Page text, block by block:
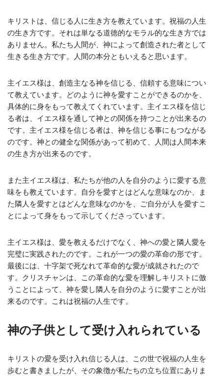
キリストは、信じる人に生き方を教えています。祝福の人生
の生き方です。それは単なる道徳的なモラル的な生き方では
ありません。私たち人間が、神によって創造された者として
生きる生き方です。人間の本分ともいえると思います。
主イエス様は、創造主なる神を信じる、信頼する意味につい
て教えています。どのように神を愛すことができるのかを、
具体的に身をもって教えてくれています。主イエス様を信じ
る者は、イエス様を通して神との関係を持つことが出来るの
です。主イエス様を信じる者は、神を信じる事にもつながる
のです。神との健全な関係があって初めて、人間は人間本来
の生き方が出来るのです。
また主イエス様は、私たちが他の人を自分のように愛する意
味をも教えています。自分を愛すとはどんな意味なのか、ま
た隣人を愛すとはどんな意味なのかを、ご自分が人を愛すこ
とによって身をもって示してくださっています。
主イエス様は、愛を教えるだけでなく、神への愛と隣人愛を
完璧に実践されたのです。これが一つの愛の革命の形です。
最後には、十字架で死なれて革命的な愛が成就されたので
す。クリスチャンは、この革命的な愛を理解しキリストに倣
うことによって、神を愛し隣人を自分のように愛すことが出
来るのです。これは祝福の人生です。
神の子供として受け入れられている
キリストの愛を受け入れ信じる人は、この世で祝福の人生を
歩むと書きましたが、その象徴が私たちの立ち位置にありま